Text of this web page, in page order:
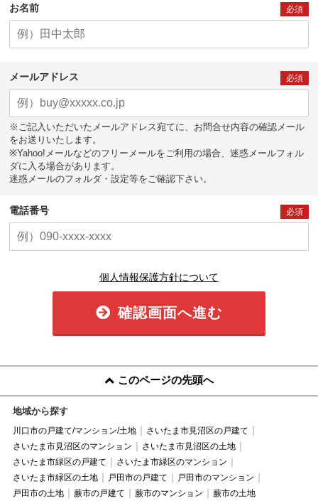
お名前 必須
メールアドレス 必須
※ご記入いただいたメールアドレス宛てに、お問合せ内容の確認メール
をお送りいたします。
※Yahoo!メールなどのフリーメールをご利用の場合、迷惑メールフォル
ダに入る場合があります。
迷惑メールのフォルダ・設定等をご確認下さい。
電話番号 必須
個人情報保護方針について
確認画面へ進む
このページの先頭へ
地域から探す
川口市の戸建て/マンション/土地
さいたま市見沼区の戸建て
さいたま市見沼区のマンション
さいたま市見沼区の土地
さいたま市緑区の戸建て
さいたま市緑区のマンション
さいたま市緑区の土地
戸田市の戸建て
戸田市のマンション
戸田市の土地
蕨市の戸建て 蕨市のマンション 蕨市の土地